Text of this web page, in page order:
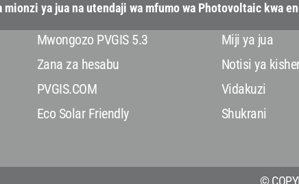
mionzi ya jua na utendaji wa mfumo wa Photovoltaic kwa
Mwongozo PVGIS 5.3
Zana za hesabu
PVGIS.COM
Eco Solar Friendly
Miji ya jua
Notisi ya
Vidakuzi
Shukrani
©